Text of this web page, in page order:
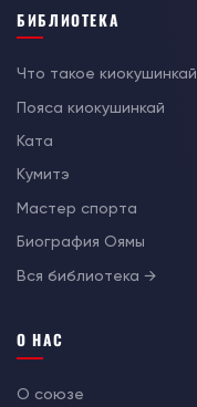
БИБЛИОТЕКА
Что такое киокушинкай
Пояса киокушинкай
Ката
Кумитэ
Мастер спорта
Биография Оямы
Вся библиотека →
О НАС
О союзе